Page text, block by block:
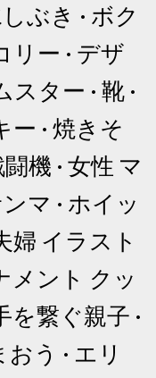
ぶき · ボク
リー · デザ
ター · 靴 ·
ー · 焼きそ
機 · 女性 マ
マ · ホイッ
婦 イラスト
メント クッ
を繋ぐ親子 ·
う · エリ